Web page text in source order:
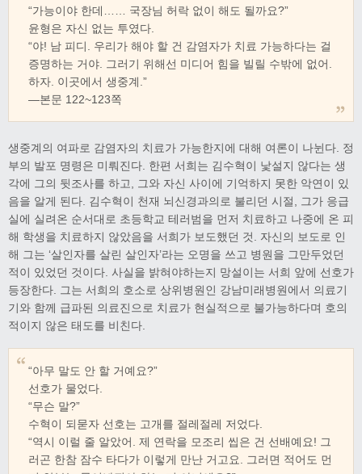
“가능이야 한데…… 국장님 허락 없이 해도 될까요?”
윤형은 자신 없는 투였다.
“야! 남 피디. 우리가 해야 할 건 감염자가 치료 가능하다는 걸
증명하는 거야. 그러기 위해선 미디어 힘을 빌릴 수밖에 없어.
하자. 이곳에서 생중계.”
―본문 122~123쪽
생중계의 여파로 감염자의 치료가 가능한지에 대해 여론이 나뉜다. 정
부의 발포 명령은 미뤄진다. 한편 서희는 김수혁이 낯설지 않다는 생
각에 그의 뒷조사를 하고, 그와 자신 사이에 기억하지 못한 악연이 있
음을 알게 된다. 김수혁이 천재 뇌신경과의로 불리던 시절, 그가 응급
실에 실려온 순서대로 초등학교 테러범을 먼저 치료하고 나중에 온 피
해 학생을 치료하지 않았음을 서희가 보도했던 것. 자신의 보도로 인
해 그는 ‘살인자를 살린 살인자’라는 오명을 쓰고 병원을 그만두었던
적이 있었던 것이다. 사실을 밝혀야하는지 망설이는 서희 앞에 선호가
등장한다. 그는 서희의 호소로 상위병원인 강남미래병원에서 의료기
기와 함께 급파된 의료진으로 치료가 현실적으로 불가능하다며 호의
적이지 않은 태도를 비친다.
“아무 말도 안 할 거예요?”
선호가 물었다.
“무슨 말?”
수혁이 되묻자 선호는 고개를 절레절레 저었다.
“역시 이럴 줄 알았어. 제 연락을 모조리 씹은 건 선배예요! 그
러곤 한참 잠수 타다가 이렇게 만난 거고요. 그러면 적어도 먼